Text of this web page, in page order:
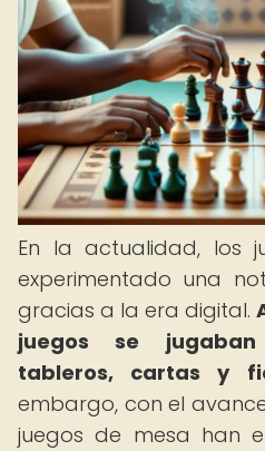
En la actualidad, los
experimentado una
gracias a la era digital.
juegos se
tableros, cartas y
embargo, con el
juegos de mesa han